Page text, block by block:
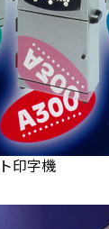
印字機